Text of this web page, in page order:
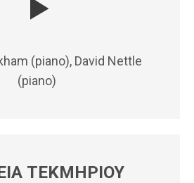
(piano), David Nettle
(piano)
ΤΕΚΜΗΡΙΟΥ